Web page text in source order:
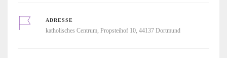
ADRESSE
katholisches Centrum, Propsteihof 10, 44137 Dortmund